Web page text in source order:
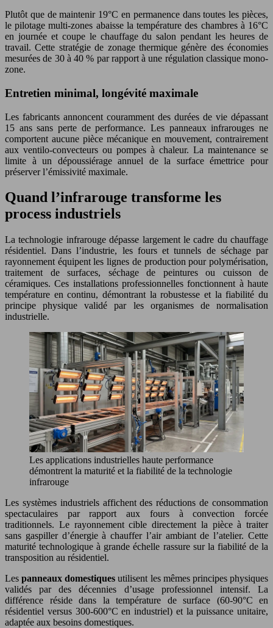
Plutôt que de maintenir 19°C en permanence dans toutes les pièces,
le pilotage multi-zones abaisse la température des chambres à 16°C
en journée et coupe le chauffage du salon pendant les heures de
travail. Cette stratégie de zonage thermique génère des économies
mesurées de 30 à 40 % par rapport à une régulation classique mono-
zone.
Entretien minimal, longévité maximale
Les fabricants annoncent couramment des durées de vie dépassant
15 ans sans perte de performance. Les panneaux infrarouges ne
comportent aucune pièce mécanique en mouvement, contrairement
aux ventilo-convecteurs ou pompes à chaleur. La maintenance se
limite à un dépoussiérage annuel de la surface émettrice pour
préserver l’émissivité maximale.
Quand l’infrarouge transforme les
process industriels
La technologie infrarouge dépasse largement le cadre du chauffage
résidentiel. Dans l’industrie, les fours et tunnels de séchage par
rayonnement équipent les lignes de production pour polymérisation,
traitement de surfaces, séchage de peintures ou cuisson de
céramiques. Ces installations professionnelles fonctionnent à haute
température en continu, démontrant la robustesse et la fiabilité du
principe physique validé par les organismes de normalisation
industrielle.
Les applications industrielles haute performance
démontrent la maturité et la fiabilité de la technologie
infrarouge
Les systèmes industriels affichent des réductions de consommation
spectaculaires par rapport aux fours à convection forcée
traditionnels. Le rayonnement cible directement la pièce à traiter
sans gaspiller d’énergie à chauffer l’air ambiant de l’atelier. Cette
maturité technologique à grande échelle rassure sur la fiabilité de la
transposition au résidentiel.
Lespanneaux domestiques utilisent les mêmes principes physiques
validés par des décennies d’usage professionnel intensif. La
différence réside dans la température de surface (60-90°C en
résidentiel versus 300-600°C en industriel) et la puissance unitaire,
adaptée aux besoins domestiques.